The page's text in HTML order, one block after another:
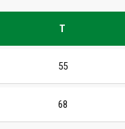
T
55
68